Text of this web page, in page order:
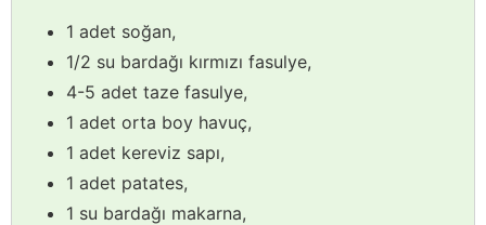
1 adet soğan,
1/2 su bardağı kırmızı fasulye,
4-5 adet taze fasulye,
1 adet orta boy havuç,
1 adet kereviz sapı,
1 adet patates,
1 su bardağı makarna,